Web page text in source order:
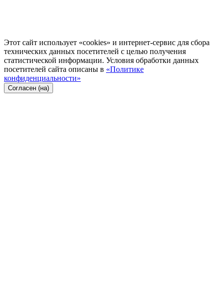
Этот сайт использует «cookies» и интернет-сервис для сбора
технических данных посетителей с целью получения
статистической информации. Условия обработки данных
посетителей сайта описаны в «Политике
конфиденциальности»
Согласен (на)